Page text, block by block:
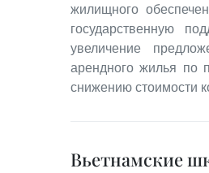
жилищного
государственную
увеличение
арендного жилья по
снижению стоимости
Вьетнамские